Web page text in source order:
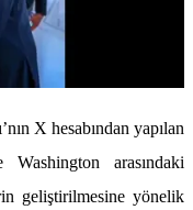
X hesabından yapılan
arasındaki
geliştirilmesine yönelik